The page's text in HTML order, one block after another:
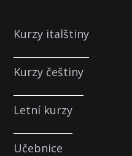
Kurzy italštiny
Kurzy češtiny
Letní kurzy
Učebnice